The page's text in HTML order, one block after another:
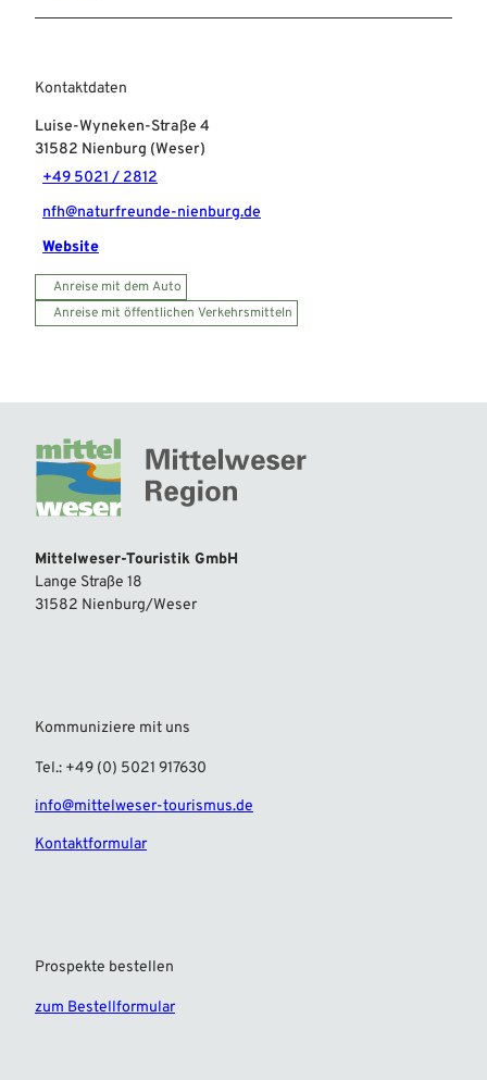
Kontaktdaten
Luise-Wyneken-Straße 4
31582 Nienburg (Weser)
+49 5021 / 2812
nfh@naturfreunde-nienburg.de
Website
Anreise mit dem Auto
Anreise mit öffentlichen Verkehrsmitteln
Mittelweser-Touristik GmbH
Lange Straße 18
31582 Nienburg/Weser
Kommuniziere mit uns
Tel.: +49 (0) 5021 917630
info@mittelweser-tourismus.de
Kontaktformular
Prospekte bestellen
zum Bestellformular